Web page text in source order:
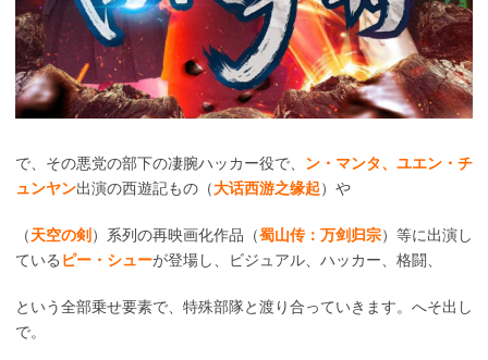
で、その悪党の部下の凄腕ハッカー役で、 ン・マンタ、ユエン・チ
ュンヤン出演の西遊記もの（大话西游之缘起）や
（天空の剣 ）系列の再映画化作品（蜀山传：万剑归宗）等に出演し
ている ピー・シューが登場し、ビジュアル、ハッカー、格闘、
という全部乗せ要素で、特殊部隊と渡り合っていきます。へそ出し
で。